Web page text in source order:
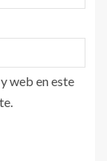
web en este